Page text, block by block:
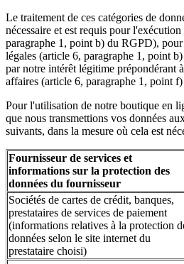
Le traitement de ces catégories de
nécessaire et est requis pour
paragraphe 1, point b) du RGPD),
légales (article 6, paragraphe 1, point
par notre intérêt légitime prépondérant
affaires (article 6, paragraphe 1, point
Pour l'utilisation de notre boutique en
que nous transmettions vos données
suivants, dans la mesure où cela est
Fournisseur de services et
informations sur la protection des
données du fournisseur
Sociétés de cartes de crédit, banques,
prestataires de services de paiement
(informations relatives à la protection
données selon le site internet du
prestataire choisi)